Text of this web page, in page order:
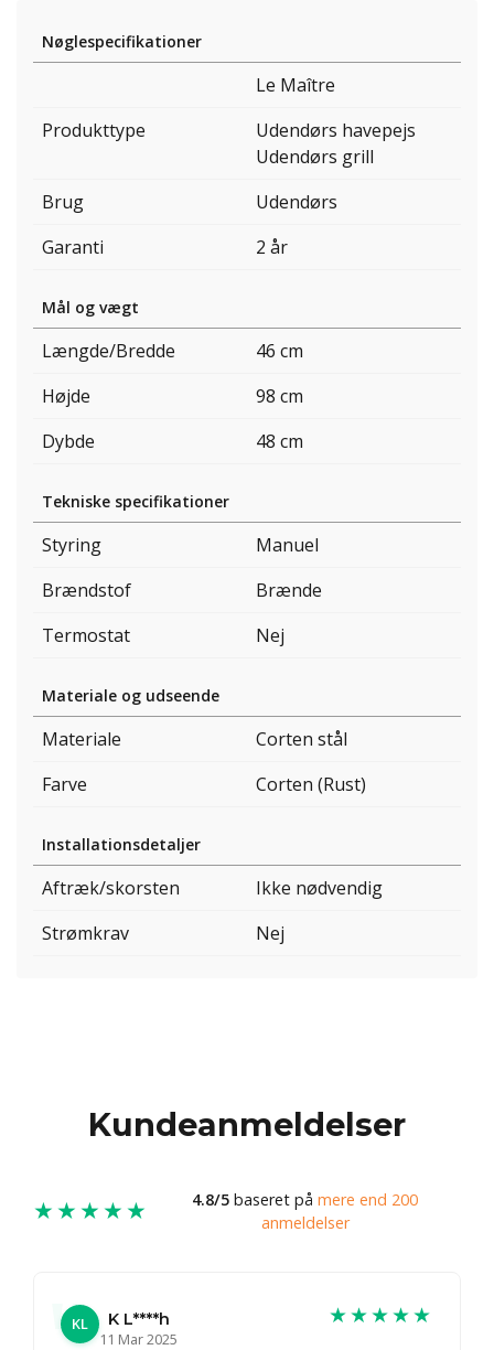
Nøglespecifikationer
Le Maître
Produkttype
Udendørs havepejs
Udendørs grill
Brug
Udendørs
Garanti
2 år
Mål og vægt
Længde/Bredde
46 cm
Højde
98 cm
Dybde
48 cm
Tekniske specifikationer
Styring
Manuel
Brændstof
Brænde
Termostat
Nej
Materiale og udseende
Materiale
Corten stål
Farve
Corten (Rust)
Installationsdetaljer
Aftræk/skorsten
Ikke nødvendig
Strømkrav
Nej
Kundeanmeldelser
★★★★★ 4.8/5 baseret på mere end 200
anmeldelser
KL
K L****h
11 Mar 2025
★★★★★